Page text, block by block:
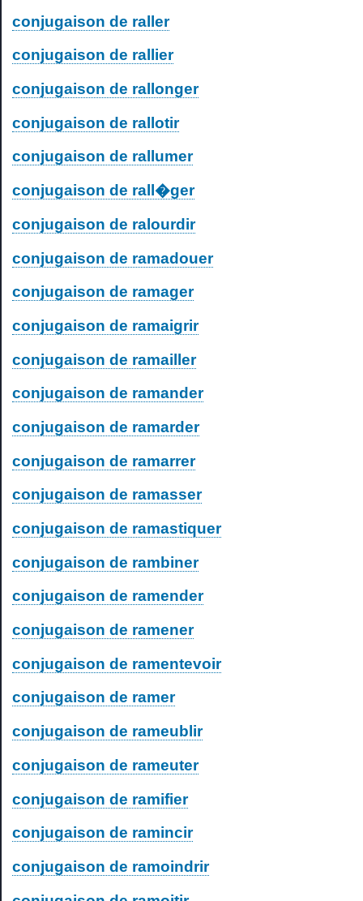
conjugaison de raller
conjugaison de rallier
conjugaison de rallonger
conjugaison de rallotir
conjugaison de rallumer
conjugaison de rall�ger
conjugaison de ralourdir
conjugaison de ramadouer
conjugaison de ramager
conjugaison de ramaigrir
conjugaison de ramailler
conjugaison de ramander
conjugaison de ramarder
conjugaison de ramarrer
conjugaison de ramasser
conjugaison de ramastiquer
conjugaison de rambiner
conjugaison de ramender
conjugaison de ramener
conjugaison de ramentevoir
conjugaison de ramer
conjugaison de rameublir
conjugaison de rameuter
conjugaison de ramifier
conjugaison de ramincir
conjugaison de ramoindrir